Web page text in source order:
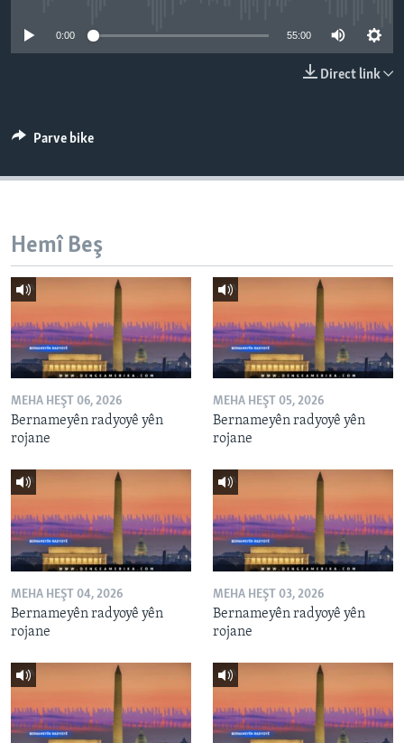
SERNIVÎS
Learning English
FOLLOW US
Zimanên Din
0:00 55:00
Direct link
Parve bike
Hemî Beş
MEHA HEŞT 06, 2026
Bernameyên radyoyê yên
rojane
MEHA HEŞT 05, 2026
Bernameyên radyoyê yên
rojane
MEHA HEŞT 04, 2026
Bernameyên radyoyê yên
rojane
MEHA HEŞT 03, 2026
Bernameyên radyoyê yên
rojane